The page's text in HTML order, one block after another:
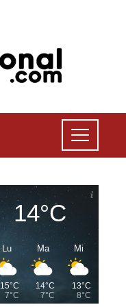
14°C
Lu
15°C
7°C
Ma
14°C
7°C
Mi
13°C
8°C